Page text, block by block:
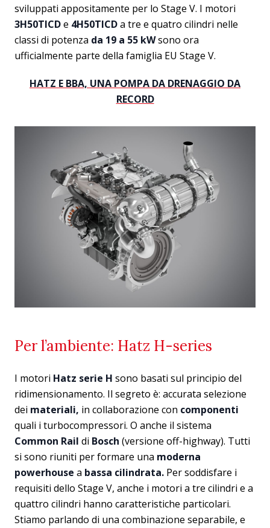
sviluppati appositamente per lo Stage V. I motori
3H50TICDe 4H50TICDa tre e quatro cilindri nelle
classi di potenza da 19 a 55 kWsono ora
ufficialmente parte della famiglia EU Stage V.
HATZ E BBA, UNA POMPA DA DRENAGGIO DA
RECORD
Per l’ambiente: Hatz H-series
I motori Hatz serie H sono basati sul principio del
ridimensionamento. Il segreto è: accurata selezione
dei materiali, in collaborazione con componenti
quali i turbocompressori. O anche il sistema
Common Rail di Bosch (versione off-highway). Tutti
si sono riuniti per formare una moderna
powerhouse a bassa cilindrata. Per soddisfare i
requisiti dello Stage V, anche i motori a tre cilindri e a
quattro cilindri hanno caratteristiche particolari.
Stiamo parlando di una combinazione separabile, e